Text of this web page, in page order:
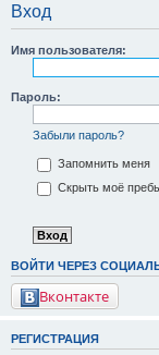
Вход
Имя пользователя:
Пароль:
Забыли пароль?
Запомнить меня
Скрыть моё
ВОЙТИ ЧЕРЕЗ
Вконтакте
РЕГИСТРАЦИЯ